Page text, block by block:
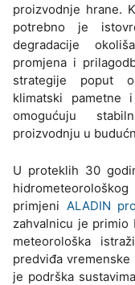
proizvodnje hrane.
potrebno je
degradacije
promjena i
strategije poput
klimatski pametne
omogućuju
proizvodnju u
U proteklih 30
primjeni ALADIN
zahvalnicu je primio
meteorološka
predviđa
je podrška